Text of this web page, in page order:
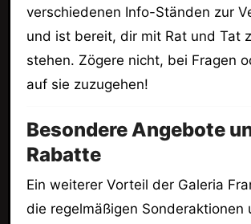
verschiedenen Info-Ständen zur
und ist bereit, dir mit Rat und Tat
stehen. Zögere nicht, bei Fragen
auf sie zuzugehen!
Besondere Angebote
Rabatte
Ein weiterer Vorteil der Galeria
die regelmäßigen Sonderaktionen